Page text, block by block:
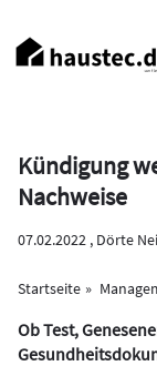
zum
Inhalt
Kündigung
Nachweise
07.02.2022 , Dörte
Startseite
Ob Test,